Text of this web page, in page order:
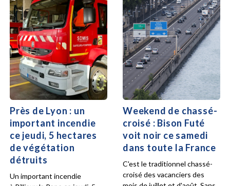
Près de Lyon : un
important incendie
ce jeudi, 5 hectares
de végétation
détruits
Un important incendie
Weekend de chassé-
croisé : Bison Futé
voit noir ce samedi
dans toute la France
C'est le traditionnel chassé-
croisé des vacanciers des